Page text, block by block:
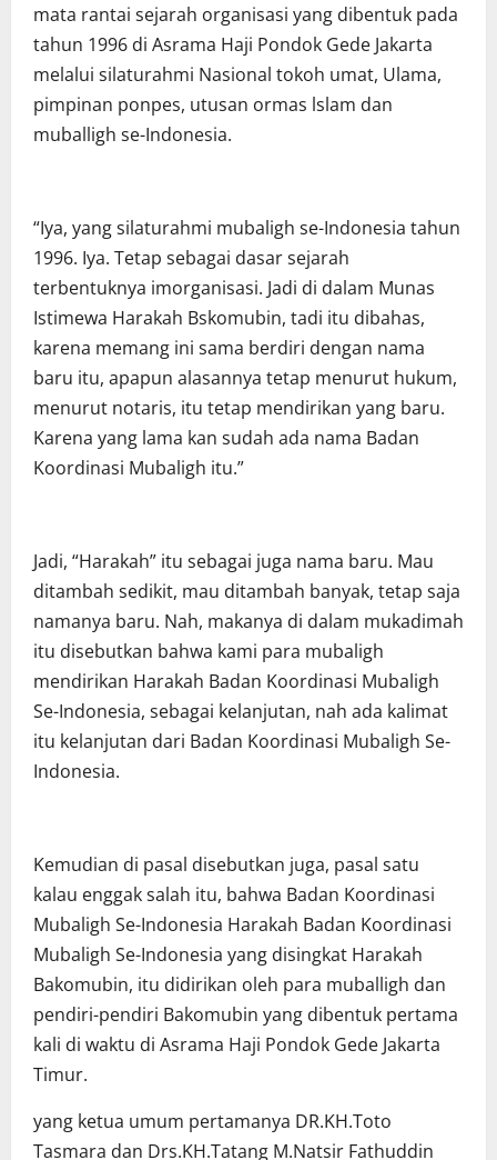
mata rantai sejarah organisasi yang dibentuk pada
tahun 1996 di Asrama Haji Pondok Gede Jakarta
melalui silaturahmi Nasional tokoh umat, Ulama,
pimpinan ponpes, utusan ormas lslam dan
muballigh se-Indonesia.
“Iya, yang silaturahmi mubaligh se-Indonesia tahun
1996. Iya. Tetap sebagai dasar sejarah
terbentuknya imorganisasi. Jadi di dalam Munas
Istimewa Harakah Bskomubin, tadi itu dibahas,
karena memang ini sama berdiri dengan nama
baru itu, apapun alasannya tetap menurut hukum,
menurut notaris, itu tetap mendirikan yang baru.
Karena yang lama kan sudah ada nama Badan
Koordinasi Mubaligh itu.”
Jadi, “Harakah” itu sebagai juga nama baru. Mau
ditambah sedikit, mau ditambah banyak, tetap saja
namanya baru. Nah, makanya di dalam mukadimah
itu disebutkan bahwa kami para mubaligh
mendirikan Harakah Badan Koordinasi Mubaligh
Se-Indonesia, sebagai kelanjutan, nah ada kalimat
itu kelanjutan dari Badan Koordinasi Mubaligh Se-
Indonesia.
Kemudian di pasal disebutkan juga, pasal satu
kalau enggak salah itu, bahwa Badan Koordinasi
Mubaligh Se-Indonesia Harakah Badan Koordinasi
Mubaligh Se-Indonesia yang disingkat Harakah
Bakomubin, itu didirikan oleh para muballigh dan
pendiri-pendiri Bakomubin yang dibentuk pertama
kali di waktu di Asrama Haji Pondok Gede Jakarta
Timur.
yang ketua umum pertamanya DR.KH.Toto
Tasmara dan Drs.KH.Tatang M.Natsir Fathuddin